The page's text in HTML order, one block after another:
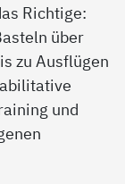
Richtige:
über
zu Ausflügen
und